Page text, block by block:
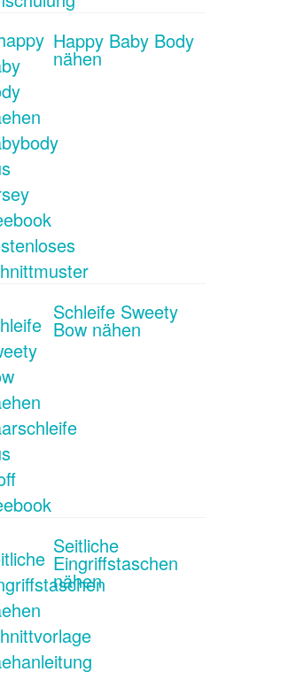
Happy Baby Body
nähen
Schleife Sweety
Bow nähen
Seitliche
Eingriffstaschen
nähen